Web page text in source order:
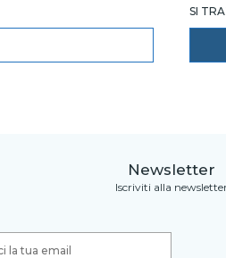
SI
Newsletter
Iscriviti alla